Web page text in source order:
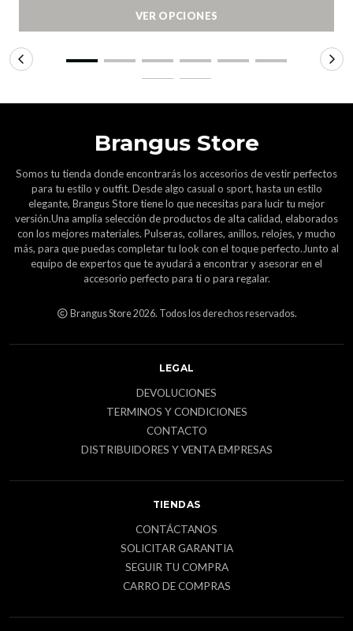
VER OPCIONES
Brangus Store
Somos tu tienda donde encontrarás los accesorios de vestir perfectos
para tu estilo y outfit. Desde algo casual o sport, hasta un estilo
elegante, Brangus Store tiene lo que necesitas para lucir tu mejor
versión.Una amplia selección de productos de alta calidad, elaborados
con los mejores materiales. Pulseras, collares, anillos, relojes, y mucho
más, para que puedas completar tu look con el toque perfecto.Junto al
equipo de expertos que te ayudará a encontrar y asesorar en el
accesorio perfecto para ti o para regalar.
Brangus Store 2026. Todos los derechos reservados.
LEGAL
DEVOLUCIONES
TERMINOS Y CONDICIONES
CONTACTO
DISTRIBUIDORES Y VENTA EMPRESAS
TIENDAS
CONTÁCTANOS
SOLICITAR GARANTIA
SEGUIR TU COMPRA
CARRO DE COMPRAS